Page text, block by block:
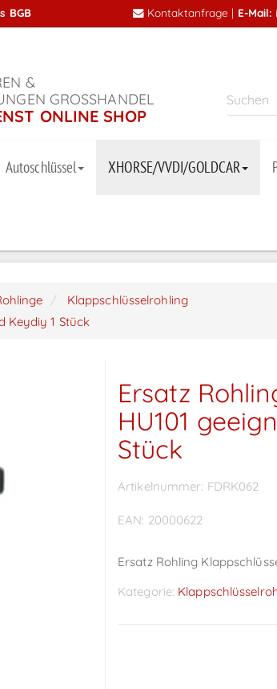
BGB Kontaktanfrage | E-Mail:
&
GROSSHANDEL
ONLINE SHOP
Autoschlüssel XHORSE/VVDI/GOLDCAR
Klappschlüsselrohling
Keydiy 1 Stück
Ersatz
HU101
Stück
Artikelnummer: FDRK062
EAN: 20000622
Ersatz Rohling
Kategorie: